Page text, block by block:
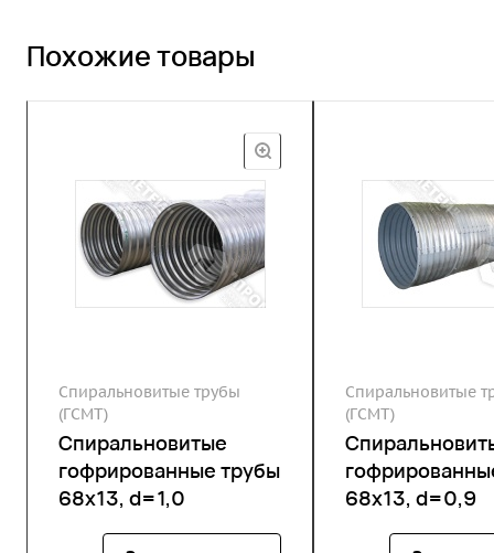
Похожие товары
Спиральновитые трубы
(ГСМТ)
Спиральновитые
гофрированные трубы
68х13, d=1,0
Спиральновитые
(ГСМТ)
68х13, d=0,9